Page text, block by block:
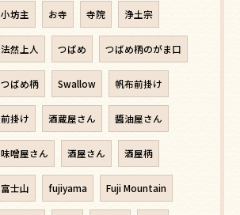
小坊主 お寺 寺院 浄土宗
法然上人 つばめ つばめ柄のがま口
つばめ柄 Swallow 帆布前掛け
前掛け 酒蔵屋さん 醬油屋さん
味噌屋さん 酒屋さん 酒屋柄
富士山 fujiyama Fuji Mountain